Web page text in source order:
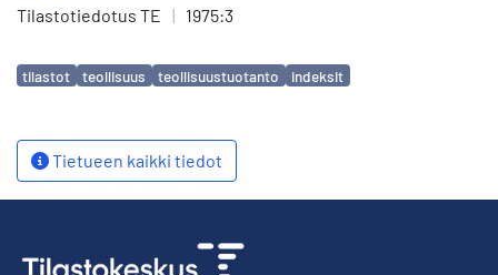
Tilastotiedotus TE | 1975:3
Avainsanat
tilastot teollisuus teollisuustuotanto indeksit
Tietueen kaikki tiedot